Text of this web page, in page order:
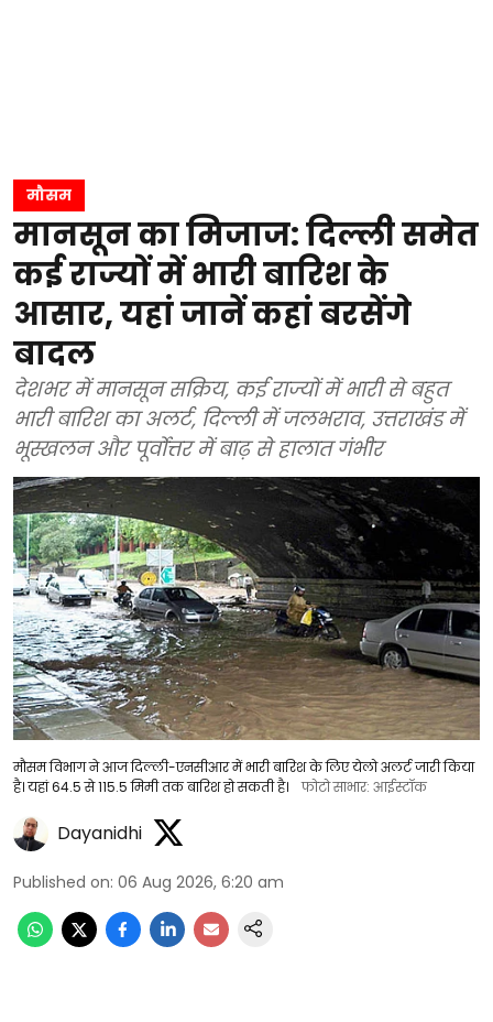
मौसम
मानसून का मिजाज: दिल्ली समेत
कई राज्यों में भारी बारिश के
आसार, यहां जानें कहां बरसेंगे
बादल
देशभर में मानसून सक्रिय, कई राज्यों में भारी से बहुत
भारी बारिश का अलर्ट, दिल्ली में जलभराव, उत्तराखंड में
भूस्खलन और पूर्वोत्तर में बाढ़ से हालात गंभीर
मौसम विभाग ने आज दिल्ली-एनसीआर में भारी बारिश के लिए येलो अलर्ट जारी किया
है। यहां 64.5 से 115.5 मिमी तक बारिश हो सकती है।
फोटो साभार: आईस्टॉक
Dayanidhi
Published on: 06 Aug 2026, 6:20 am